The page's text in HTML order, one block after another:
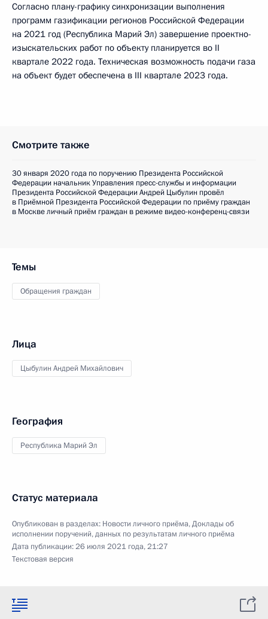
Согласно плану-графику синхронизации выполнения
программ газификации регионов Российской Федерации
на 2021 год (Республика Марий Эл) завершение проектно-
изыскательских работ по объекту планируется во II
квартале 2022 года. Техническая возможность подачи газа
на объект будет обеспечена в III квартале 2023 года.
Смотрите также
30 января 2020 года по поручению Президента Российской
Федерации начальник Управления пресс-службы и информации
Президента Российской Федерации Андрей Цыбулин провёл
в Приёмной Президента Российской Федерации по приёму граждан
в Москве личный приём граждан в режиме видео-конференц-связи
Темы
Обращения граждан
Лица
Цыбулин Андрей Михайлович
География
Республика Марий Эл
Статус материала
Опубликован в разделах: Новости личного приёма,Доклады об
исполнении поручений, данных по результатам личного приёма
Дата публикации:26 июля 2021 года, 21:27
Текстовая версия